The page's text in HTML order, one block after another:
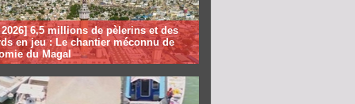
6,5 millions de pèlerins et des
en jeu : Le chantier méconnu de
du Magal